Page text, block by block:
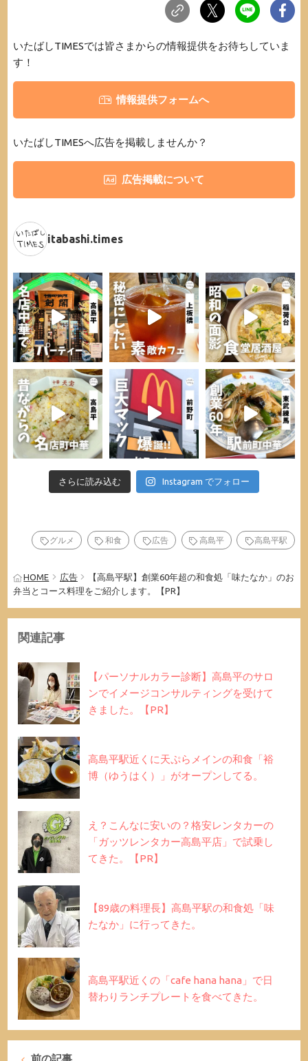
いたばしTIMESでは皆さまからの情報提供をお待ちしていま
す！
情報提供フォームへ
いたばしTIMESへ広告を掲載しませんか？
広告掲載について
itabashi.times
さらに読み込む Instagram でフォロー
グルメ 和食 広告 高島平 高島平駅
HOME 広告
【高島平駅】創業60年超の和食処「味たなか」のお
弁当とコース料理をご紹介します。【PR】
関連記事
【パーソナルカラー診断】高島平のサロ
ンでイメージコンサルティングを受けて
きました。【PR】
高島平駅近くに天ぷらメインの和食「裕
博（ゆうはく）」がオープンしてる。
え？こんなに安いの？格安レンタカーの
「ガッツレンタカー高島平店」で試乗し
てきた。【PR】
【89歳の料理長】高島平駅の和食処「味
たなか」に行ってきた。
高島平駅近くの「cafe hana hana」で日
替わりランチプレートを食べてきた。